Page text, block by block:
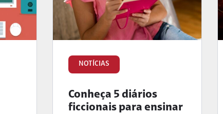
NOTÍCIAS
Conheça 5 diários
ficcionais para ensinar